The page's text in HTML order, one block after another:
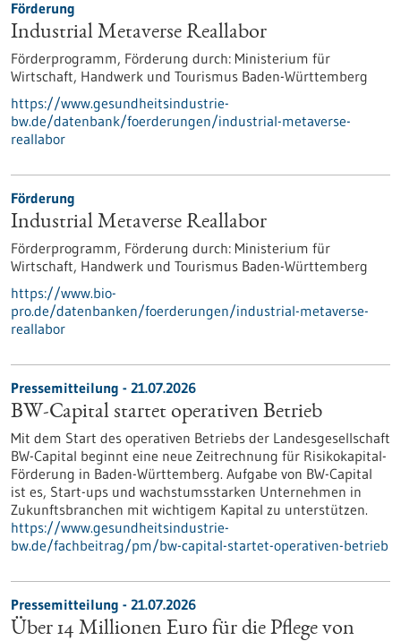
Förderung
Industrial Metaverse Reallabor
Förderprogramm, Förderung durch: Ministerium für
Wirtschaft, Handwerk und Tourismus Baden-Württemberg
https://www.gesundheitsindustrie-
bw.de/datenbank/foerderungen/industrial-metaverse-
reallabor
Förderung
Industrial Metaverse Reallabor
Förderprogramm, Förderung durch: Ministerium für
Wirtschaft, Handwerk und Tourismus Baden-Württemberg
https://www.bio-
pro.de/datenbanken/foerderungen/industrial-metaverse-
reallabor
Pressemitteilung - 21.07.2026
BW-Capital startet operativen Betrieb
Mit dem Start des operativen Betriebs der Landesgesellschaft
BW-Capital beginnt eine neue Zeitrechnung für Risikokapital-
Förderung in Baden-Württemberg. Aufgabe von BW-Capital
ist es, Start-ups und wachstumsstarken Unternehmen in
Zukunftsbranchen mit wichtigem Kapital zu unterstützen.
https://www.gesundheitsindustrie-
bw.de/fachbeitrag/pm/bw-capital-startet-operativen-betrieb
Pressemitteilung - 21.07.2026
Über 14 Millionen Euro für die Pflege von